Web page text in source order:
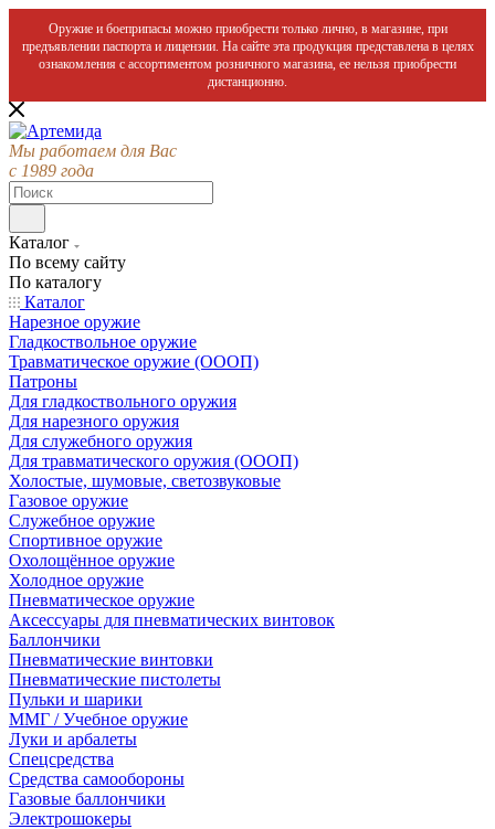
Оружие и боеприпасы можно приобрести только лично, в магазине, при
предъявлении паспорта и лицензии. На сайте эта продукция представлена в целях
ознакомления с ассортиментом розничного магазина, ее нельзя приобрести
дистанционно.
Мы работаем для Вас
с 1989 года
Каталог
По всему сайту
По каталогу
Каталог
Нарезное оружие
Гладкоствольное оружие
Травматическое оружие (ОООП)
Патроны
Для гладкоствольного оружия
Для нарезного оружия
Для служебного оружия
Для травматического оружия (ОООП)
Холостые, шумовые, светозвуковые
Газовое оружие
Служебное оружие
Спортивное оружие
Охолощённое оружие
Холодное оружие
Пневматическое оружие
Аксессуары для пневматических винтовок
Баллончики
Пневматические винтовки
Пневматические пистолеты
Пульки и шарики
ММГ / Учебное оружие
Луки и арбалеты
Спецсредства
Средства самообороны
Газовые баллончики
Электрошокеры